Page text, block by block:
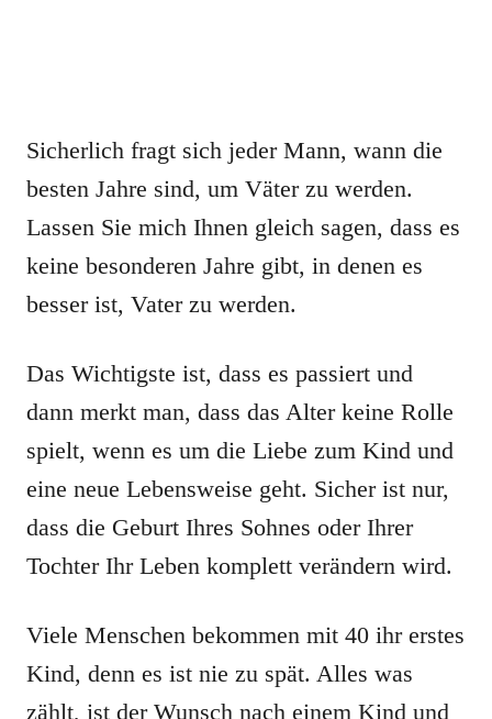
Sicherlich fragt sich jeder Mann, wann die
besten Jahre sind, um Väter zu werden.
Lassen Sie mich Ihnen gleich sagen, dass es
keine besonderen Jahre gibt, in denen es
besser ist, Vater zu werden.
Das Wichtigste ist, dass es passiert und
dann merkt man, dass das Alter keine Rolle
spielt, wenn es um die Liebe zum Kind und
eine neue Lebensweise geht. Sicher ist nur,
dass die Geburt Ihres Sohnes oder Ihrer
Tochter Ihr Leben komplett verändern wird.
Viele Menschen bekommen mit 40 ihr erstes
Kind, denn es ist nie zu spät. Alles was
zählt, ist der Wunsch nach einem Kind und